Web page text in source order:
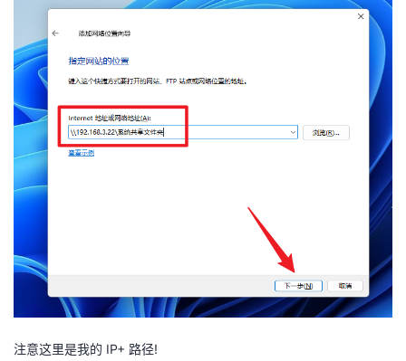
注意这里是我的 IP+ 路径!